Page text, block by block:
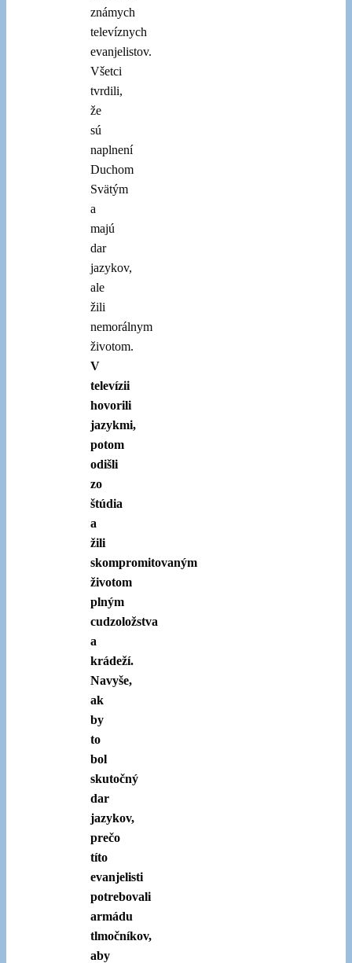
známych
televíznych
evanjelistov.
Všetci
tvrdili,
že
sú
naplnení
Duchom
Svätým
a
majú
dar
jazykov,
ale
žili
nemorálnym
životom.
V
televízii
hovorili
jazykmi,
potom
odišli
zo
štúdia
a
žili
skompromitovaným
životom
plným
cudzoložstva
a
krádeží.
Navyše,
ak
by
to
bol
skutočný
dar
jazykov,
prečo
títo
evanjelisti
potrebovali
armádu
tlmočníkov,
aby